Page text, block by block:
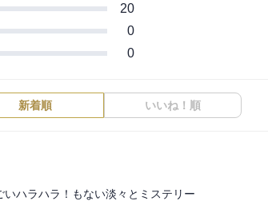
20
0
0
新着順 いいね！順
ハラハラ！もない淡々とミステリー